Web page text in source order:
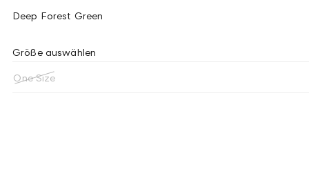
Deep Forest Green
Größe auswählen
One Size